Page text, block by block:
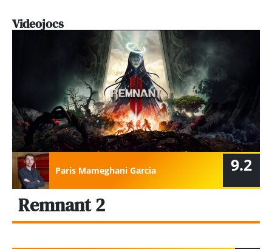
Videojocs
Paris Mameghani Garcia 9.2
Remnant 2